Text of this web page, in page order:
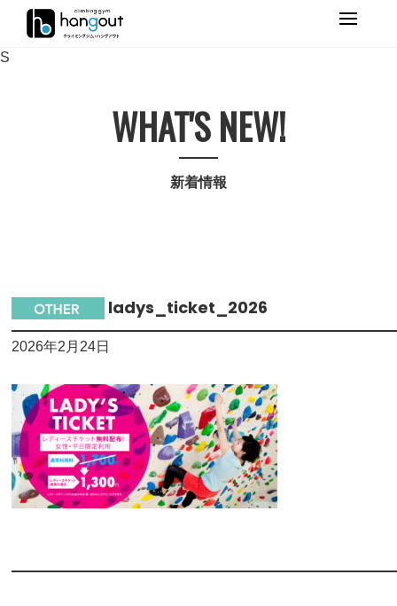
Primary
S
WHAT'S NEW!
新着情報
ladys_ticket_2026
2026年2月24日